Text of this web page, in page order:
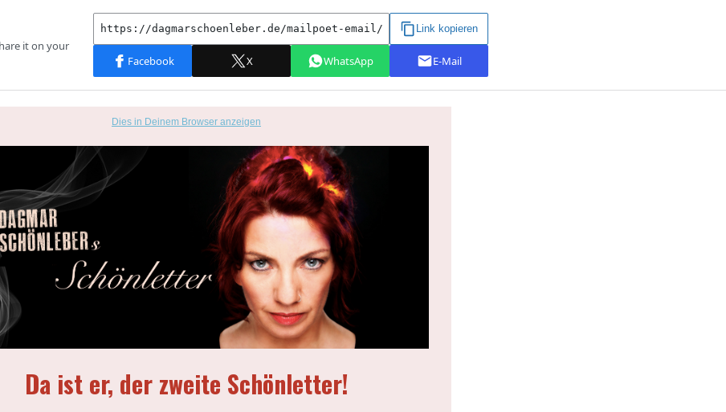
Dies in Deinem Browser anzeigen
Da ist er, der zweite Schönletter!